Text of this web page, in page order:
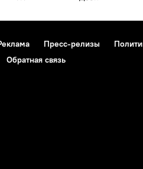
Пресс-релизы
Обратная связь